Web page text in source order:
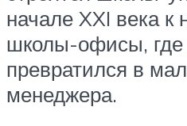
начале XXI века
школы-офисы, где
превратился в
менеджера.